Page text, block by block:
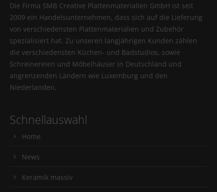
Die Firma SMB Creative Plattenmaterialien GmbH ist seit
2009 ein Handelsunternehmen, dass sich auf die Lieferung
von verschiedensten Plattenmaterialien und Zubehör
spezialisiert hat. Zu unseren langjährigen Kunden zählen
die verschiedensten Küchen- und Badstudios, sowie
Schreinereien und Möbelhäuser in Deutschland und
angrenzenden Ländern wie Luxemburg und den
Niederlanden.
Schnellauswahl
Home
News
Keramik massiv